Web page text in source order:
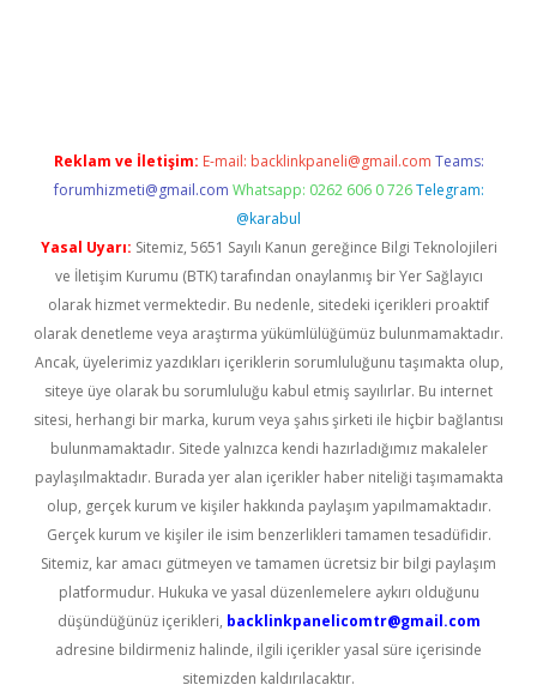
Reklam ve İletişim: E-mail: backlinkpaneli@gmail.com Teams:
forumhizmeti@gmail.com Whatsapp: 0262 606 0 726 Telegram:
@karabul
Yasal Uyarı: Sitemiz, 5651 Sayılı Kanun gereğince Bilgi Teknolojileri
ve İletişim Kurumu (BTK) tarafından onaylanmış bir Yer Sağlayıcı
olarak hizmet vermektedir. Bu nedenle, sitedeki içerikleri proaktif
olarak denetleme veya araştırma yükümlülüğümüz bulunmamaktadır.
Ancak, üyelerimiz yazdıkları içeriklerin sorumluluğunu taşımakta olup,
siteye üye olarak bu sorumluluğu kabul etmiş sayılırlar. Bu internet
sitesi, herhangi bir marka, kurum veya şahıs şirketi ile hiçbir bağlantısı
bulunmamaktadır. Sitede yalnızca kendi hazırladığımız makaleler
paylaşılmaktadır. Burada yer alan içerikler haber niteliği taşımamakta
olup, gerçek kurum ve kişiler hakkında paylaşım yapılmamaktadır.
Gerçek kurum ve kişiler ile isim benzerlikleri tamamen tesadüfidir.
Sitemiz, kar amacı gütmeyen ve tamamen ücretsiz bir bilgi paylaşım
platformudur. Hukuka ve yasal düzenlemelere aykırı olduğunu
düşündüğünüz içerikleri, backlinkpanelicomtr@gmail.com
adresine bildirmeniz halinde, ilgili içerikler yasal süre içerisinde
sitemizden kaldırılacaktır.